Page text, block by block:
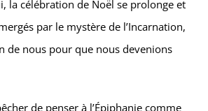
la célébration de Noël se prolonge et
par le mystère de l’Incarnation,
de nous pour que nous devenions
de penser à l’Épiphanie comme